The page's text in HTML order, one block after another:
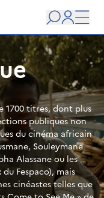
user
1700 titres, dont plus
publiques non
du cinéma africain
Souleymane
Alassane ou les
Fespaco), mais
cinéastes telles que